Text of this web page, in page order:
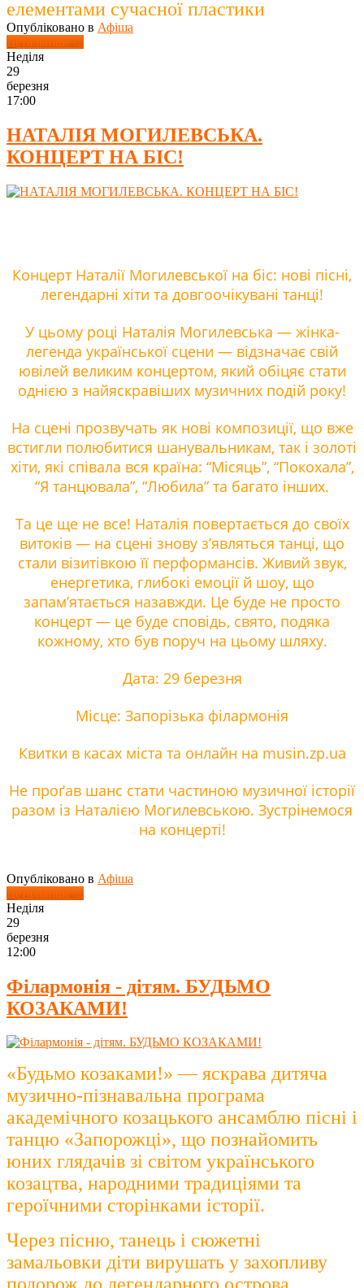
елементами сучасної пластики
Опубліковано в Афіша
Детальніше ...
Неділя
29
березня
17:00
НАТАЛІЯ МОГИЛЕВСЬКА.
КОНЦЕРТ НА БІС!
Концерт Наталії Могилевської на біс: нові пісні,
легендарні хіти та довгоочікувані танці!
У цьому році Наталія Могилевська — жінка-
легенда української сцени — відзначає свій
ювілей великим концертом, який обіцяє стати
однією з найяскравіших музичних подій року!
На сцені прозвучать як нові композиції, що вже
встигли полюбитися шанувальникам, так і золоті
хіти, які співала вся країна: “Місяць”, “Покохала”,
“Я танцювала”, “Любила” та багато інших.
Та це ще не все! Наталія повертається до своїх
витоків — на сцені знову з’являться танці, що
стали візитівкою її перформансів. Живий звук,
енергетика, глибокі емоції й шоу, що
запам’ятається назавжди. Це буде не просто
концерт — це буде сповідь, свято, подяка
кожному, хто був поруч на цьому шляху.
Дата: 29 березня
Місце: Запорізька філармонія
Квитки в касах міста та онлайн на musin.zp.ua
Не проґав шанс стати частиною музичної історії
разом із Наталією Могилевською. Зустрінемося
на концерті!
Опубліковано в Афіша
Детальніше ...
Неділя
29
березня
12:00
Філармонія - дітям. БУДЬМО
КОЗАКАМИ!
«Будьмо козаками!» — яскрава дитяча
музично-пізнавальна програма
академічного козацького ансамблю пісні і
танцю «Запорожці», що познайомить
юних глядачів зі світом українського
козацтва, народними традиціями та
героїчними сторінками історії.
Через пісню, танець і сюжетні
замальовки діти вирушать у захопливу